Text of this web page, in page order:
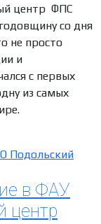
центр ФПС
со дня
не просто
и
с первых
из самых
в ФАУ
центр